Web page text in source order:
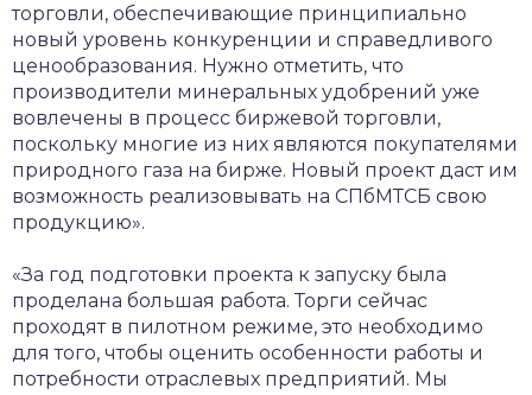
торговли, обеспечивающие принципиально
новый уровень конкуренции и справедливого
ценообразования. Нужно отметить, что
производители минеральных удобрений уже
вовлечены в процесс биржевой торговли,
поскольку многие из них являются покупателями
природного газа на бирже. Новый проект даст им
возможность реализовывать на СПбМТСБ свою
продукцию».
«За год подготовки проекта к запуску была
проделана большая работа. Торги сейчас
проходят в пилотном режиме, это необходимо
для того, чтобы оценить особенности работы и
потребности отраслевых предприятий. Мы